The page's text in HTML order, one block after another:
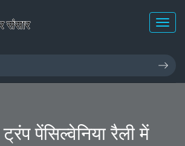
पेंसिल्वेनिया रैली में